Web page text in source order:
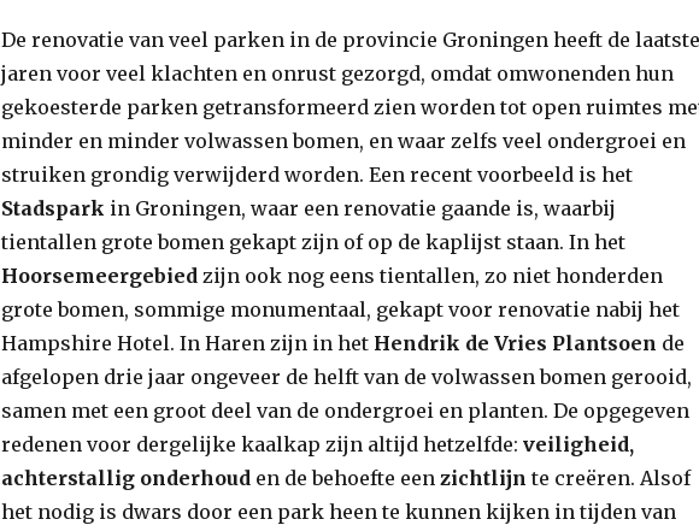
De renovatie van veel parken in de provincie Groningen heeft de laatste
jaren voor veel klachten en onrust gezorgd, omdat omwonenden hun
gekoesterde parken getransformeerd zien worden tot open ruimtes
minder en minder volwassen bomen, en waar zelfs veel ondergroei en
struiken grondig verwijderd worden. Een recent voorbeeld is het
Stadspark in Groningen, waar een renovatie gaande is, waarbij
tientallen grote bomen gekapt zijn of op de kaplijst staan. In het
Hoorsemeergebied zijn ook nog eens tientallen, zo niet honderden
grote bomen, sommige monumentaal, gekapt voor renovatie nabij het
Hampshire Hotel. In Haren zijn in het Hendrik de Vries Plantsoen de
afgelopen drie jaar ongeveer de helft van de volwassen bomen gerooid,
samen met een groot deel van de ondergroei en planten. De opgegeven
redenen voor dergelijke kaalkap zijn altijd hetzelfde: veiligheid,
achterstallig onderhoud en de behoefte een zichtlijn te creëren. Alsof
het nodig is dwars door een park heen te kunnen kijken in tijden van